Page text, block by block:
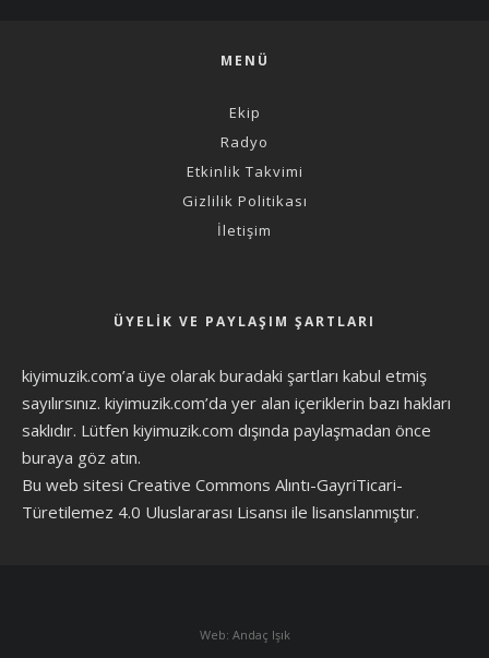
MENÜ
Ekip
Radyo
Etkinlik Takvimi
Gizlilik Politikası
İletişim
ÜYELIK VE PAYLAŞIM ŞARTLARI
kiyimuzik.com’a üye olarak buradaki şartları kabul etmiş
sayılırsınız. kiyimuzik.com’da yer alan içeriklerin bazı hakları
saklıdır. Lütfen kiyimuzik.com dışında paylaşmadan önce
buraya göz atın.
Bu web sitesi Creative Commons Alıntı-GayriTicari-
Türetilemez 4.0 Uluslararası Lisansı ile lisanslanmıştır.
Web: Andaç Işık